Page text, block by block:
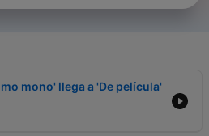
mono' llega a 'De película'